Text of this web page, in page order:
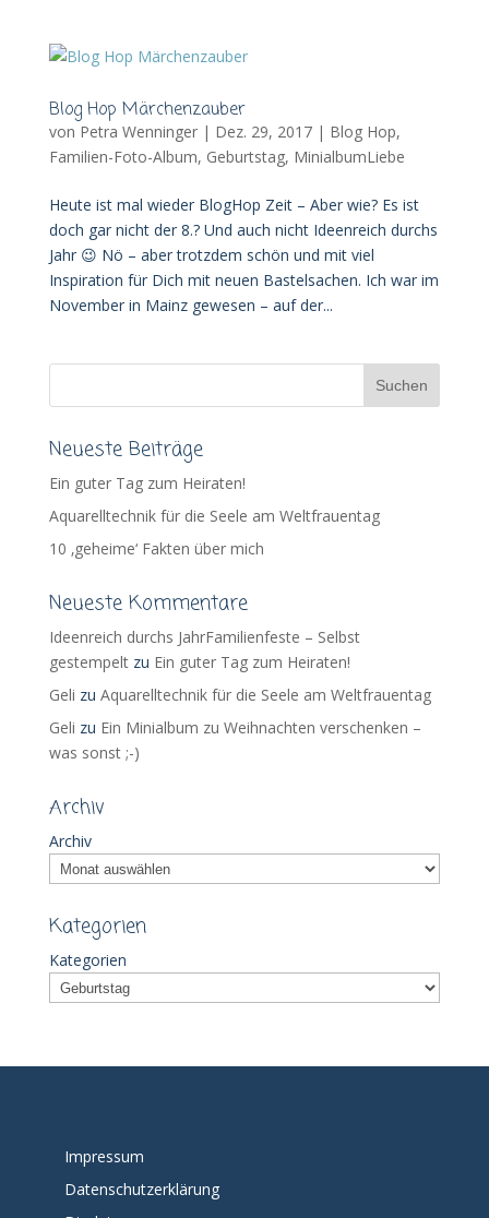
Blog Hop Märchenzauber
von Petra Wenninger| Dez. 29, 2017| Blog Hop,
Familien-Foto-Album, Geburtstag, MinialbumLiebe
Heute ist mal wieder BlogHop Zeit – Aber wie? Es ist
doch gar nicht der 8.? Und auch nicht Ideenreich durchs
Jahr 😉 Nö – aber trotzdem schön und mit viel
Inspiration für Dich mit neuen Bastelsachen. Ich war im
November in Mainz gewesen – auf der...
Neueste Beiträge
Ein guter Tag zum Heiraten!
Aquarelltechnik für die Seele am Weltfrauentag
10 ‚geheime‘ Fakten über mich
Neueste Kommentare
Ideenreich durchs JahrFamilienfeste – Selbst
gestempeltzu Ein guter Tag zum Heiraten!
Geli zu Aquarelltechnik für die Seele am Weltfrauentag
Geli zu Ein Minialbum zu Weihnachten verschenken –
was sonst ;-)
Archiv
Archiv
Kategorien
Kategorien
Impressum
Datenschutzerklärung